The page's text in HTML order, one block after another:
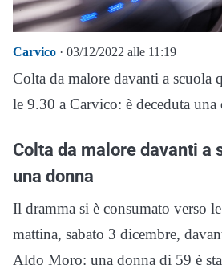
Carvico · 03/12/2022 alle 11:19
Colta da malore davanti a scuola
le 9.30 a Carvico: è deceduta
Colta da malore davanti a
una donna
Il dramma si è consumato verso
mattina, sabato 3 dicembre,
Aldo Moro: una donna di 59 è